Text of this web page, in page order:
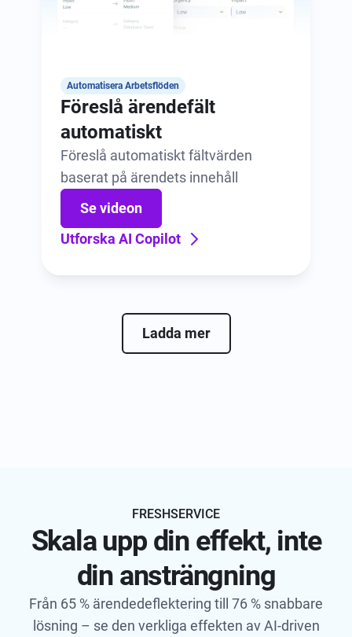
Automatisera Arbetsflöden
Föreslå ärendefält
automatiskt
Föreslå automatiskt fältvärden
baserat på ärendets innehåll
Se videon
Utforska AI Copilot
Ladda mer
FRESHSERVICE
Skala upp din effekt, inte
din ansträngning
Från 65 % ärendedeflektering till 76 % snabbare
lösning – se den verkliga effekten av AI-driven